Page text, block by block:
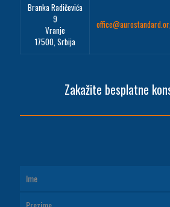
Branka Radičevića
9
Vranje
17500, Srbija
Zakažite besplatne